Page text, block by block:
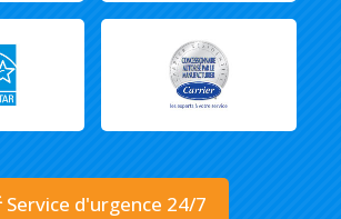
Service d'urgence 24/7